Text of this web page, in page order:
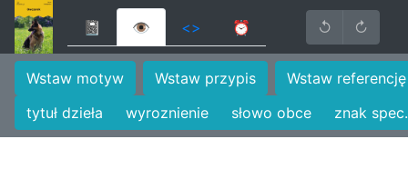
📓 👁 <> ⏰ ↺ ↻
Wstaw motyw Wstaw przypis
Wstaw referencję
tytuł dzieła
wyroznienie słowo obce znak spec.